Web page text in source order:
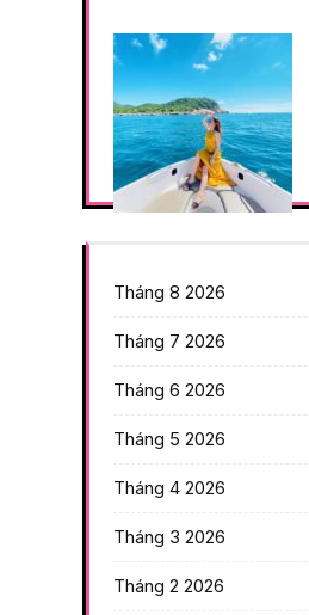
Tháng 8 2026
Tháng 7 2026
Tháng 6 2026
Tháng 5 2026
Tháng 4 2026
Tháng 3 2026
Tháng 2 2026